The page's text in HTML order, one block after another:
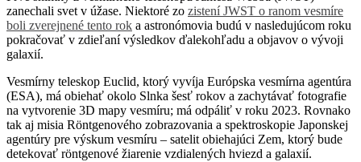
zanechali svet v úžase. Niektoré zo zistení JWST o ranom vesmíre
boli zverejnené tento rok a astronómovia budú v nasledujúcom roku
pokračovať v zdieľaní výsledkov ďalekohľadu a objavov o vývoji
galaxií.
Vesmírny teleskop Euclid, ktorý vyvíja Európska vesmírna agentúra
(ESA), má obiehať okolo Slnka šesť rokov a zachytávať fotografie
na vytvorenie 3D mapy vesmíru; má odpáliť v roku 2023. Rovnako
tak aj misia Röntgenového zobrazovania a spektroskopie Japonskej
agentúry pre výskum vesmíru – satelit obiehajúci Zem, ktorý bude
detekovať röntgenové žiarenie vzdialených hviezd a galaxií.